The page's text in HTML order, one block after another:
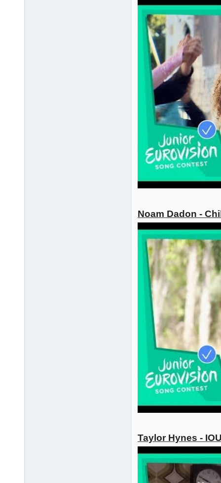
Noam Dadon -
Taylor Hynes -